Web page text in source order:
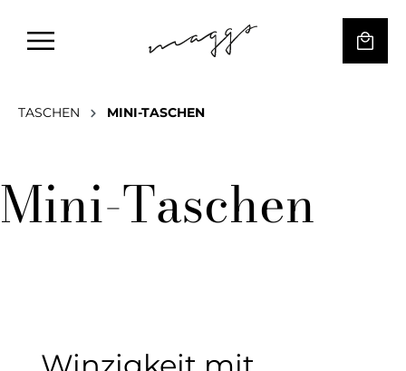
TASCHEN MINI-TASCHEN
Mini-Taschen